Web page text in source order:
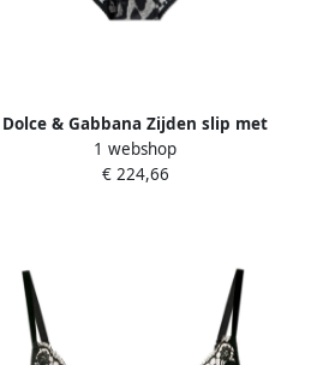
Dolce & Gabbana Zijden slip met
dierenprint Gray Dames
1 webshop
€ 224,66